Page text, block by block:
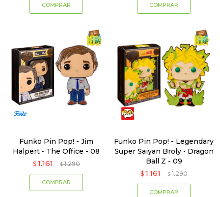
Funko Pin Pop! - Jim
Halpert • The Office - 08
$ 1.161 $ 1.290
Funko Pin Pop! - Legendary
Super Saiyan Broly • Dragon
Ball Z - 09
$ 1.161 $ 1.290